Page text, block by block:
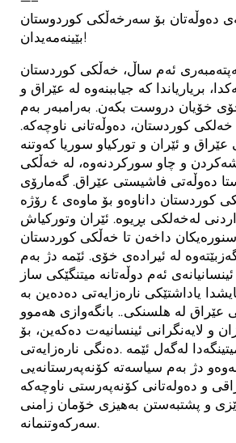
دەوڵەتان بۆ سەرخەڵکی کوردوستان
بێینەمەیدان!
ئەم ساڵ، خەڵکی کوردستان
بریاریاندا کە جیاببنەوە لە عێراق و
خۆیان دروست بکەن. بەرامبەر بەم
کوردستان، دەوڵەتانی ناوچەکە.
عێراق و ئێران و تورکیاو سوریا کەوتنە
و چاو سورکردنەوە، لە خەڵکی
دەوڵەتی فاشیستی عێراق. گەمارۆی
ئابوری لەسەر خەلکی کوردستان داناوەو بۆ ماوەی ٤ رۆژە
لەخەلکی بڕیوە. ئێران وتورکیاش
سنورەیکان داخەن تا خەڵکی کوردستان
لە ئیرادەی خۆی. ئێمە دژ بەم
ئەم دوڵەتانە میتنگێکی ساز
یاداشتێکی نارەزایەتی دەدەین بە
عێراق لە هلسنکی.. بانگەوازی هەموو
و لایەنگرانی ئینسانیەت دەکەین، بۆ
لەگەل ئێمە .دەنگی نارەزایەتی
دژ بەم سیاسەتە کۆنەپەرستانەیی
و دەولەتانی کۆنەپەرستی ناوچەکە
و پشتبەستن بەهیزی خۆمان زامنی
سەرکەوتنمانە.